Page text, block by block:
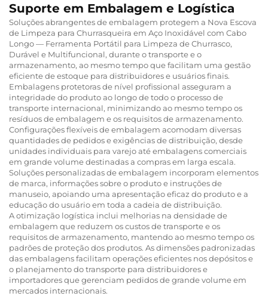
Suporte em Embalagem e Logística
Soluções abrangentes de embalagem protegem a Nova Escova
de Limpeza para Churrasqueira em Aço Inoxidável com Cabo
Longo — Ferramenta Portátil para Limpeza de Churrasco,
Durável e Multifuncional, durante o transporte e o
armazenamento, ao mesmo tempo que facilitam uma gestão
eficiente de estoque para distribuidores e usuários finais.
Embalagens protetoras de nível profissional asseguram a
integridade do produto ao longo de todo o processo de
transporte internacional, minimizando ao mesmo tempo os
resíduos de embalagem e os requisitos de armazenamento.
Configurações flexíveis de embalagem acomodam diversas
quantidades de pedidos e exigências de distribuição, desde
unidades individuais para varejo até embalagens comerciais
em grande volume destinadas a compras em larga escala.
Soluções personalizadas de embalagem incorporam elementos
de marca, informações sobre o produto e instruções de
manuseio, apoiando uma apresentação eficaz do produto e a
educação do usuário em toda a cadeia de distribuição.
A otimização logística inclui melhorias na densidade de
embalagem que reduzem os custos de transporte e os
requisitos de armazenamento, mantendo ao mesmo tempo os
padrões de proteção dos produtos. As dimensões padronizadas
das embalagens facilitam operações eficientes nos depósitos e
o planejamento do transporte para distribuidores e
importadores que gerenciam pedidos de grande volume em
mercados internacionais.